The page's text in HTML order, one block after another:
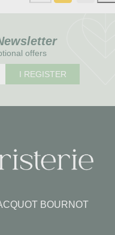
offers
I REGISTER
BOURNOT